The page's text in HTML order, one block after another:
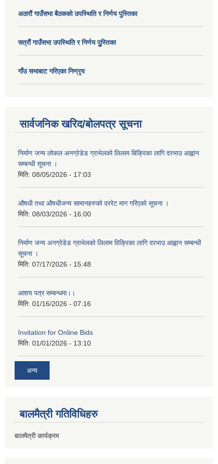
अठाराैं गाउँसभा बैठकको उपस्थिति र निर्णय पुस्तिका
सत्राैं गाउँसभा उपस्थिति र निर्णय पुु्स्तिका
गाँउ सभाबाट गरिएका निण्रृय
सार्वजनिक खरिद/बोलपत्र सूचना
निर्माण जन्य लोकल अनग्रेडेड ग्राभेलको लिलाम बिक्रिका लागि दरभाउ आह्वान
सम्बन्धी सूचना ।
मिति: 08/05/2026 - 17:03
औषधी तथा औषधीजन्य सामानहरुको दररेट माग गरिएको सूचना ।
मिति: 08/03/2026 - 16:00
निर्माण जन्य अनग्रेडेड ग्राभेलको लिलाम विक्रिका लागि दरभाउ आह्वान सम्बन्धी
सूचना ।
मिति: 07/17/2026 - 15:48
आशय पत्र सम्बन्धमा।।
मिति: 01/16/2026 - 07:16
Invitation for Online Bids
मिति: 01/01/2026 - 13:10
अन्य
बालमैत्री गतिविधिहरु
बालमैत्री कार्यक्रम